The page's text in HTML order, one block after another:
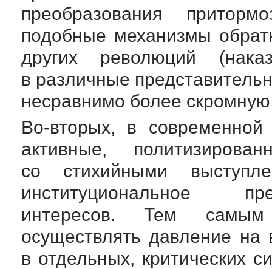
преобразования
подобные механизмы
других революций
в различные
несравнимо более
Во-вторых, в современной
активные,
со стихийными
институциональное
интересов. Тем
осуществлять давление на
в отдельных, критических